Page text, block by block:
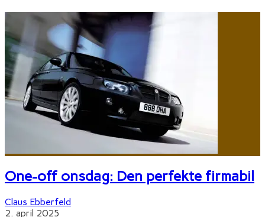
One-off onsdag: Den perfekte firmabil
Claus Ebberfeld
2. april 2025